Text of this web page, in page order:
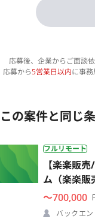
応募後、企業からご面談
応募から5営業日以内に事
この案件と同じ
フルリモート
【楽楽販
ム（楽楽販
〜700,000
バックエ